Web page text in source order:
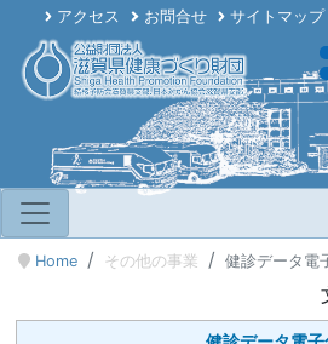
アクセス お問合せ サイトマップ
Home その他の事業 健診データ電